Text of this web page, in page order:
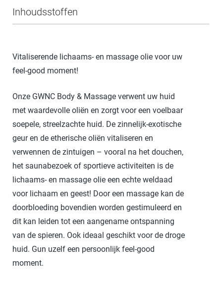
Inhoudsstoffen
Vitaliserende lichaams- en massage olie voor uw
feel-good moment!
Onze GWNC Body & Massage verwent uw huid
met waardevolle oliën en zorgt voor een voelbaar
soepele, streelzachte huid. De zinnelijk-exotische
geur en de etherische oliën vitaliseren en
verwennen de zintuigen – vooral na het douchen,
het saunabezoek of sportieve activiteiten is de
lichaams- en massage olie een echte weldaad
voor lichaam en geest! Door een massage kan de
doorbloeding bovendien worden gestimuleerd en
dit kan leiden tot een aangename ontspanning
van de spieren. Ook ideaal geschikt voor de droge
huid. Gun uzelf een persoonlijk feel-good
moment.